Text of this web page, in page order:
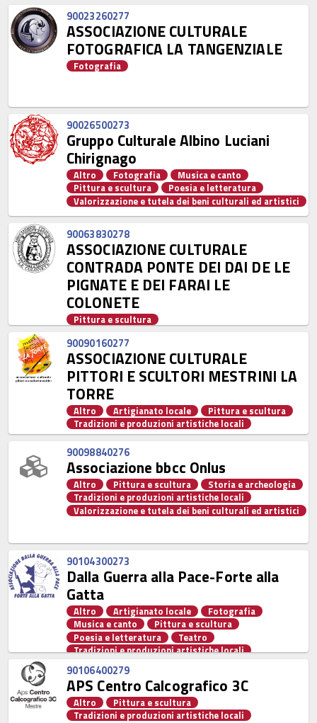
90023260277
ASSOCIAZIONE CULTURALE
FOTOGRAFICA LA TANGENZIALE
Fotografia
90026500273
Gruppo Culturale Albino Luciani
Chirignago
Altro Fotografia
Musica e canto
Pittura e scultura
Poesia e letteratura
Valorizzazione e tutela dei beni culturali ed artistici
90063830278
ASSOCIAZIONE CULTURALE
CONTRADA PONTE DEI DAI DE LE
PIGNATE E DEI FARAI LE
COLONETE
Pittura e scultura
90090160277
ASSOCIAZIONE CULTURALE
PITTORI E SCULTORI MESTRINI LA
TORRE
Altro Artigianato locale
Pittura e scultura
Tradizioni e produzioni artistiche locali
90098840276
Associazione bbcc Onlus
Altro Pittura e scultura
Storia e archeologia
Tradizioni e produzioni artistiche locali
Valorizzazione e tutela dei beni culturali ed artistici
90104300273
Dalla Guerra alla Pace-Forte alla
Gatta
Altro Artigianato locale
Fotografia
Musica e canto
Pittura e scultura
Poesia e letteratura
Teatro
Tradizioni e produzioni artistiche locali
Valorizzazione e tutela dei beni culturali ed artistici
90106400279
APS Centro Calcografico 3C
Altro
Pittura e scultura
Tradizioni e produzioni artistiche locali